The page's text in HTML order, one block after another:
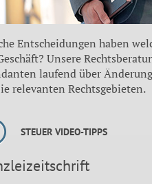
Entscheidungen haben
Unsere
laufend über
relevanten Rechtsgebieten.
STEUER VIDEO-TIPPS